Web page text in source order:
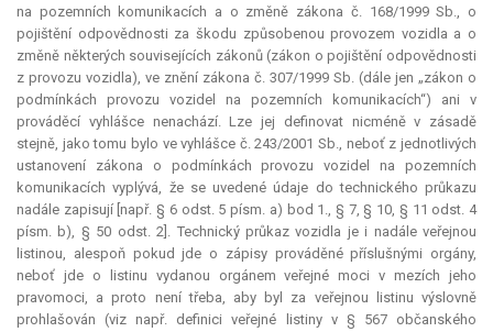
na pozemních komunikacích a o změně zákona č. 168/1999 Sb., o
pojištění odpovědnosti za škodu způsobenou provozem vozidla a o
změně některých souvisejících zákonů (zákon o pojištění odpovědnosti
z provozu vozidla), ve znění zákona č. 307/1999 Sb. (dále jen „zákon o
podmínkách provozu vozidel na pozemních komunikacích“) ani v
prováděcí vyhlášce nenachází. Lze jej definovat nicméně v zásadě
stejně, jako tomu bylo ve vyhlášce č. 243/2001 Sb., neboť z jednotlivých
ustanovení zákona o podmínkách provozu vozidel na pozemních
komunikacích vyplývá, že se uvedené údaje do technického průkazu
nadále zapisují [např. § 6 odst. 5 písm. a) bod 1., § 7, § 10, § 11 odst. 4
písm. b), § 50 odst. 2]. Technický průkaz vozidla je i nadále veřejnou
listinou, alespoň pokud jde o zápisy prováděné příslušnými orgány,
neboť jde o listinu vydanou orgánem veřejné moci v mezích jeho
pravomoci, a proto není třeba, aby byl za veřejnou listinu výslovně
prohlašován (viz např. definici veřejné listiny v § 567 občanského